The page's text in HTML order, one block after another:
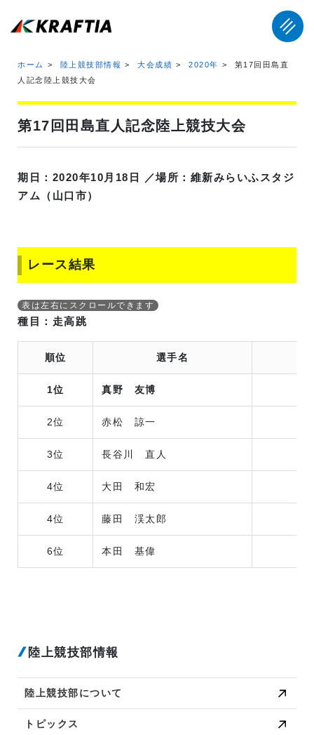
ホーム 陸上競技部情報 大会成績 2020年
第17回田島直
人記念陸上競技大会
第17回田島直人記念陸上競技大会
期日：2020年10月18日 ／場所：維新みらいふスタジ
アム（山口市）
レース結果
種目：走高跳
順位 選手名
1位 真野 友博
2位 赤松 諒一
3位 長谷川 直人
4位 大田 和宏
4位 藤田 渓太郎
6位 本田 基偉
陸上競技部情報
陸上競技部について
トピックス